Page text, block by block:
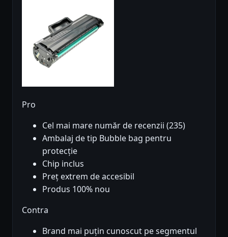
Pro
Cel mai mare număr de recenzii (235)
Ambalaj de tip Bubble bag pentru
protecție
Chip inclus
Preț extrem de accesibil
Produs 100% nou
Contra
Brand mai puțin cunoscut pe segmentul